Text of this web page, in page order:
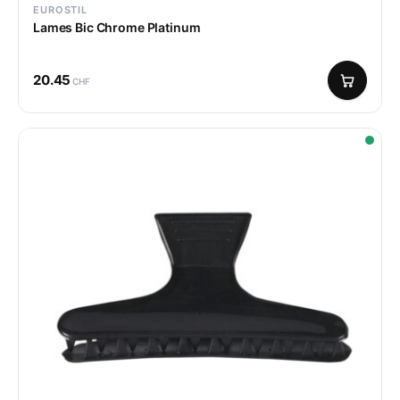
EUROSTIL
Lames Bic Chrome Platinum
20.45 CHF